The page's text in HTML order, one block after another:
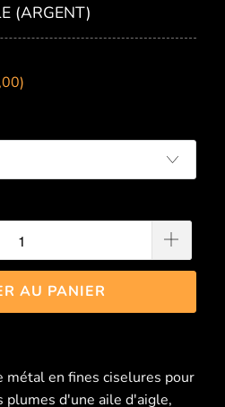
(ARGENT)
)
AU PANIER
métal en fines ciselures pour
d'une aile d'aigle,